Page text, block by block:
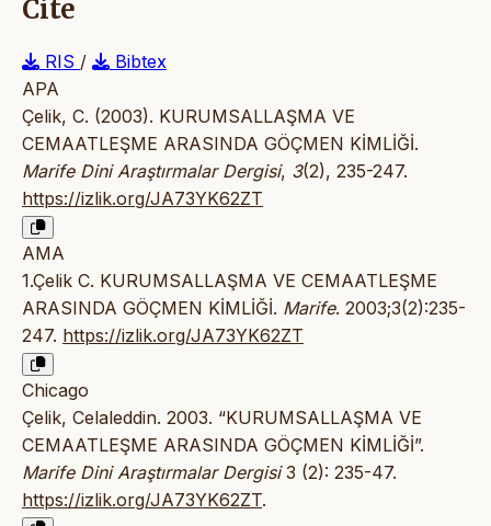
Cite
RIS /
Bibtex
APA
Çelik, C. (2003). KURUMSALLAŞMA VE
CEMAATLEŞME ARASINDA GÖÇMEN KİMLİĞİ.
Marife Dini Araştırmalar Dergisi, 3(2), 235-247.
https://izlik.org/JA73YK62ZT
AMA
1.Çelik C. KURUMSALLAŞMA VE CEMAATLEŞME
ARASINDA GÖÇMEN KİMLİĞİ. Marife. 2003;3(2):235-
247. https://izlik.org/JA73YK62ZT
Chicago
Çelik, Celaleddin. 2003. “KURUMSALLAŞMA VE
CEMAATLEŞME ARASINDA GÖÇMEN KİMLİĞİ”.
Marife Dini Araştırmalar Dergisi3 (2): 235-47.
https://izlik.org/JA73YK62ZT.